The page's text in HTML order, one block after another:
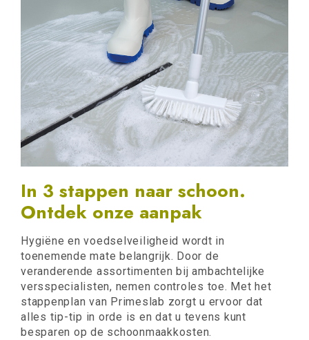
In 3 stappen naar schoon.
Ontdek onze aanpak
Hygiëne en voedselveiligheid wordt in
toenemende mate belangrijk. Door de
veranderende assortimenten bij ambachtelijke
versspecialisten, nemen controles toe. Met het
stappenplan van Primeslab zorgt u ervoor dat
alles tip-tip in orde is en dat u tevens kunt
besparen op de schoonmaakkosten.